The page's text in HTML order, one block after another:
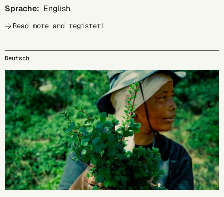
Sprache: English
Read more and register!
Deutsch
29.09.